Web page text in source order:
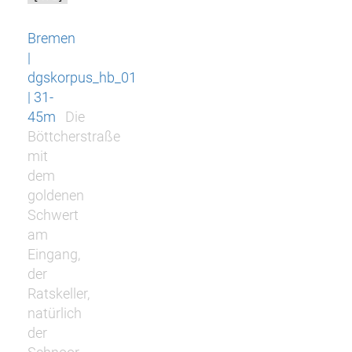
Bremen
|
dgskorpus_hb_01
| 31-
45m
Die
Böttcherstraße
mit
dem
goldenen
Schwert
am
Eingang,
der
Ratskeller,
natürlich
der